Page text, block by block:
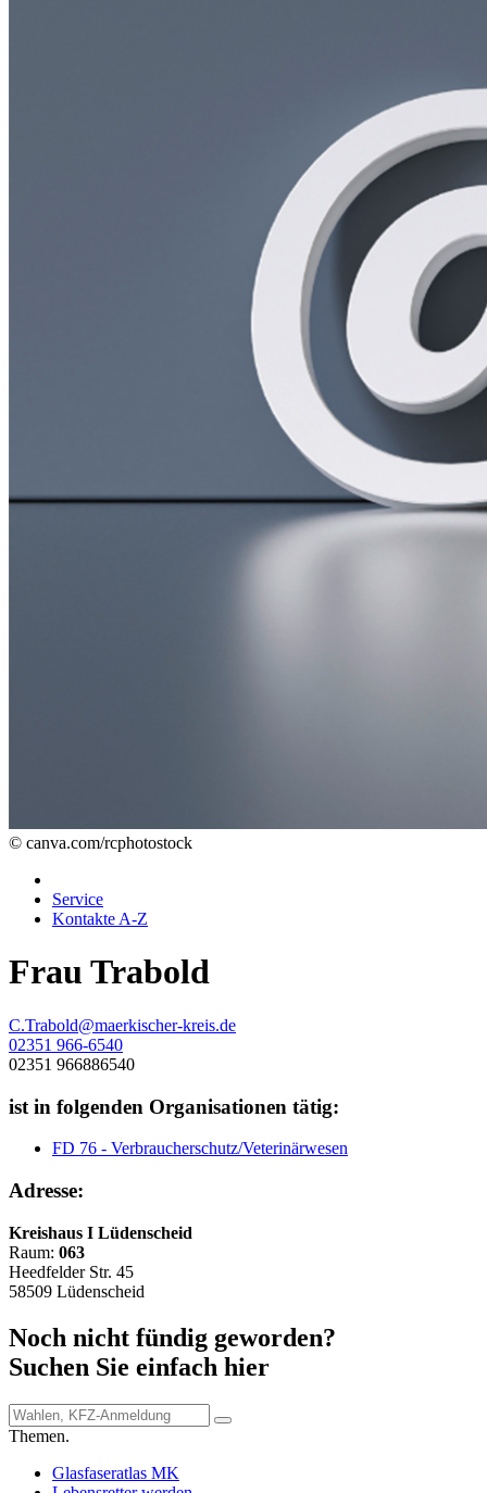
© canva.com/rcphotostock
Service
Kontakte A-Z
Frau Trabold
C.Trabold@maerkischer-kreis.de
02351 966-6540
02351 966886540
ist in folgenden Organisationen tätig:
FD 76 - Verbraucherschutz/Veterinärwesen
Adresse:
Kreishaus I Lüdenscheid
Raum: 063
Heedfelder Str. 45
58509 Lüdenscheid
Noch nicht fündig geworden?
Suchen Sie einfach hier
Themen.
Glasfaseratlas MK